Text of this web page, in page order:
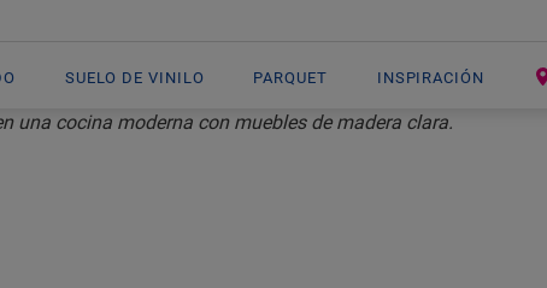
SUELO DE VINILO PARQUET INSPIRACIÓN